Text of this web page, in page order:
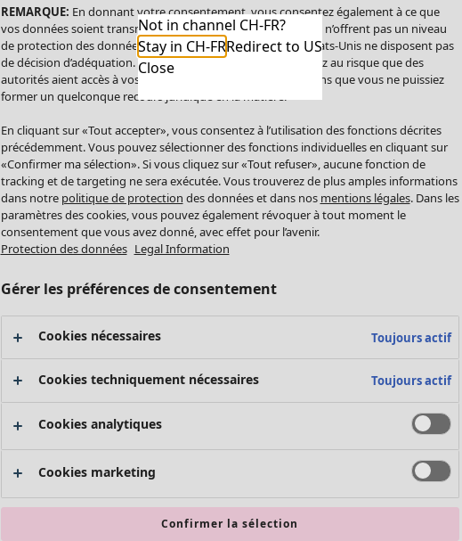
Not in channel CH-FR?
Stay in CH-FRRedirect to US
Close
REMARQUE: En donnant votre consentement, vous consentez également à ce que
vos données soient transmises aux États-Unis. Les États-Unis n’offrent pas un niveau
de protection des données comparable à celui de l’UE. Les États-Unis ne disposent pas
de décision d’adéquation. Par conséquent, vous vous exposez au risque que des
autorités aient accès à vos données à caractère personnel sans que vous ne puissiez
former un quelconque recours juridique en la matière.
En cliquant sur «Tout accepter», vous consentez à l’utilisation des fonctions décrites
précédemment. Vous pouvez sélectionner des fonctions individuelles en cliquant sur
«Confirmer ma sélection». Si vous cliquez sur «Tout refuser», aucune fonction de
tracking et de targeting ne sera exécutée. Vous trouverez de plus amples informations
dans notre politique de protection des données et dans nos mentions légales. Dans les
paramètres des cookies, vous pouvez également révoquer à tout moment le
consentement que vous avez donné, avec effet pour l’avenir.
Protection des données Legal Information
Gérer les préférences de consentement
Cookies nécessaires Toujours actif
Cookies techniquement nécessaires Toujours actif
Cookies analytiques
Cookies marketing
Confirmer la sélection